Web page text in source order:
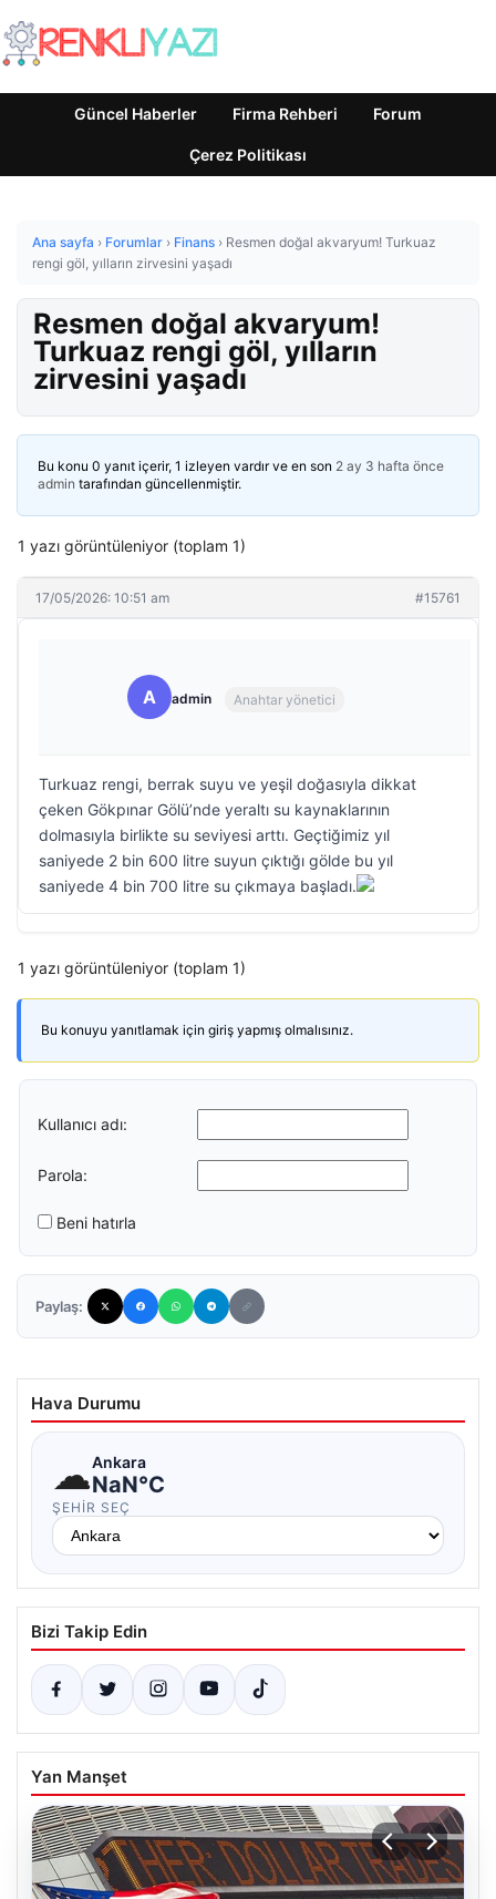
Güncel Haberler Firma Rehberi Forum
Çerez Politikası
Ana sayfa › Forumlar › Finans › Resmen doğal akvaryum! Turkuaz
rengi göl, yılların zirvesini yaşadı
Resmen doğal akvaryum!
Turkuaz rengi göl, yılların
zirvesini yaşadı
Bu konu 0 yanıt içerir, 1 izleyen vardır ve en son 2 ay 3 hafta önce
admin tarafından güncellenmiştir.
1 yazı görüntüleniyor (toplam 1)
17/05/2026: 10:51 am #15761
A admin Anahtar yönetici
Turkuaz rengi, berrak suyu ve yeşil doğasıyla dikkat
çeken Gökpınar Gölü’nde yeraltı su kaynaklarının
dolmasıyla birlikte su seviyesi arttı. Geçtiğimiz yıl
saniyede 2 bin 600 litre suyun çıktığı gölde bu yıl
saniyede 4 bin 700 litre su çıkmaya başladı.
1 yazı görüntüleniyor (toplam 1)
Bu konuyu yanıtlamak için giriş yapmış olmalısınız.
Kullanıcı adı:
Parola:
Beni hatırla
Paylaş:
Hava Durumu
☁Ankara
NaN°C
ŞEHIR SEÇ
Bizi Takip Edin
Yan Manşet